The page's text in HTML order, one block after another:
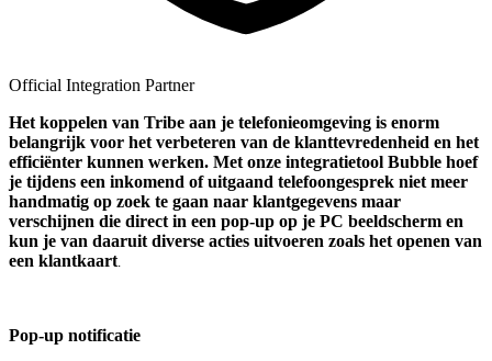
Official Integration Partner
Het koppelen van Tribe aan je telefonieomgeving is enorm
belangrijk voor het verbeteren van de klanttevredenheid en het
efficiënter kunnen werken. Met onze integratietool Bubble hoef
je tijdens een inkomend of uitgaand telefoongesprek niet meer
handmatig op zoek te gaan naar klantgegevens maar
verschijnen die direct in een pop-up op je PC beeldscherm en
kun je van daaruit diverse acties uitvoeren zoals het openen van
een klantkaart
Pop-up notificatie